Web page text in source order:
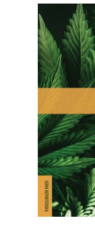
E-
ZDROWAŚ
O
na temat,
– choć na co